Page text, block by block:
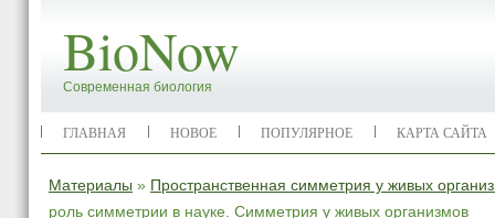
BioNow
Современная биология
ГЛАВНАЯ НОВОЕ ПОПУЛЯРНОЕ КАРТА САЙТА
Материалы » Пространственная симметрия у живых
роль симметрии в науке. Симметрия у живых организмов